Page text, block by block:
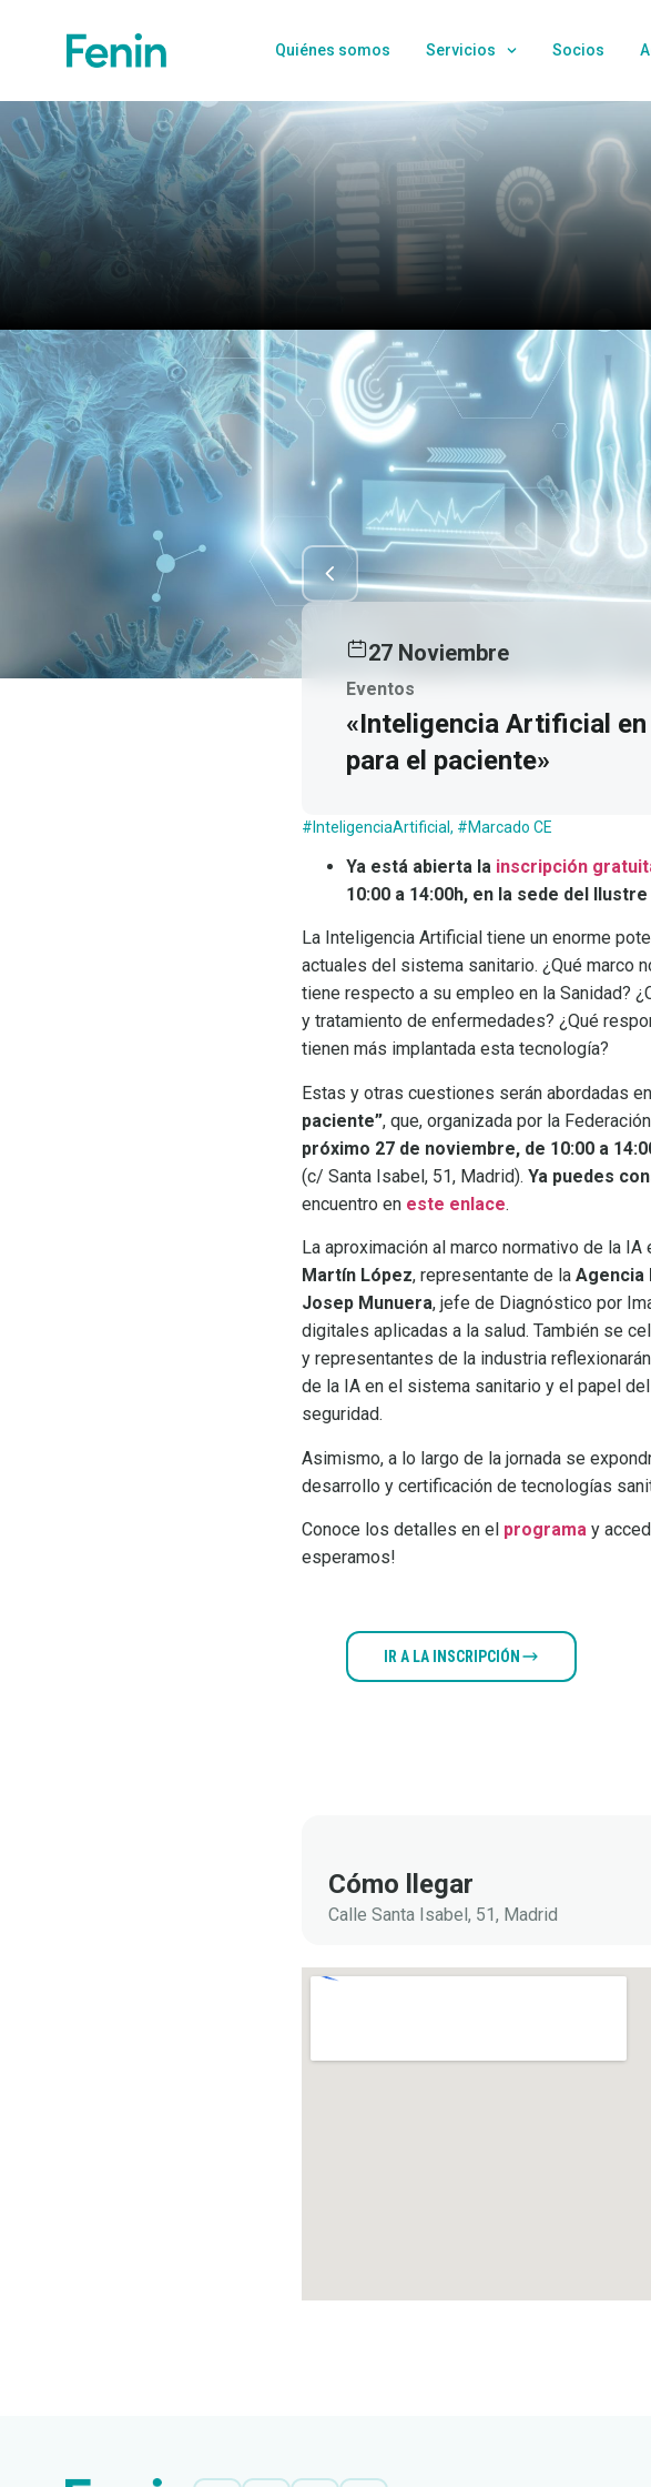
Quiénes somos Servicios Socios
27 Noviembre
Eventos
«Inteligencia Artificial
para el paciente»
#InteligenciaArtificial , #Marcado CE
Ya está abierta la inscripción
10:00 a 14:00h, en la sede del
La Inteligencia Artificial tiene un enorme
actuales del sistema sanitario. ¿Qué marco
tiene respecto a su empleo en la Sanidad?
y tratamiento de enfermedades? ¿Qué
tienen más implantada esta tecnología?
Estas y otras cuestiones serán abordadas
paciente”, que, organizada por la
próximo 27 de noviembre, de 10:00 a
(c/ Santa Isabel, 51, Madrid). Ya puedes
encuentro en este enlace.
La aproximación al marco normativo de la
Martín López, representante de la Agencia
Josep Munuera, jefe de Diagnóstico por
digitales aplicadas a la salud. También se
y representantes de la industria
de la IA en el sistema sanitario y el papel
seguridad.
Asimismo, a lo largo de la jornada se
desarrollo y certificación de tecnologías
Conoce los detalles en el programa y
esperamos!
VER
PROGRAMA
IR A LA INSCRIPCIÓN
Cómo llegar
Calle Santa Isabel, 51, Madrid